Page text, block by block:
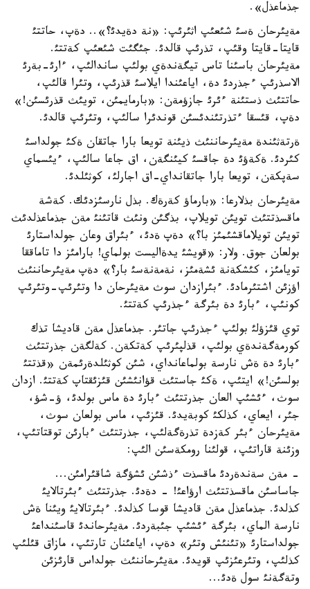
جذماعذل».
مةيئرحان ةسئ شئعئپ اثئرئپ: «نة دةيدئ؟».. دةپ، حاتتئ
قايتا-قايتا وقئپ، تذرئپ قالدئ. جئگئت شئعئپ كةتتئ.
مةيئرحان باسئنا تاس تيگةندةي بولئپ ساندالئپ، ءارئ-بةرئ
الاسذرئپ ءجذردئ دة، اياعئندا ايلاسئ قذرئپ، وتئرا قالئپ،
حاتتئث ذستئنة ءئرئ جازؤمةن: «بارمايمئن، تويئث قذرئسئن!»
دةپ، قئسقا ءتذرتئندئسئن قوندئرا سالئپ، وتئرئپ قالدئ.
ةرتةثئندة مةيئرحاننئث ذيئنة تويعا بارا جاتقان ةكئ جولداسئ
كئردئ. ةكةؤئ دة جاقسئ كيئنگةن، اق جاعا سالئپ، ءيئسماي
سةپكةن، تويعا بارا جاتقانداي-اق اجارلئ، كوثئلدئ.
مةيئرحان بذلارعا: «بارماؤ كةرةك. بذل نارسئزدئك. كةشة
ماقسذتتئث تويئن تويلاپ، بذگئن ونئث قاتئنئ مةن جذماعذلدئث
تويئن تويلاماقشئمئز با؟» دةپ ةدئ، ءبئراق وعان جولداستارئ
بولعان جوق. ولار: «قويشئ يدةاليست بولماي! بارامئز دا تاماققا
تويامئز، كئشكةنة ئشةمئز، نةمةنةسئ بار؟» دةپ مةيئرحاننئث
اؤزئن اشتئرمادئ. ءبئرازدان سوث مةيئرحان دا وتئرئپ-وتئرئپ
كونئپ، ءبارئ دة بئرگة ءجذرئپ كةتتئ.
توي قئزؤلئ بولئپ ءجذرئپ جاتئر. جذماعذل مةن قاديشا تذك
كورمةگةندةي بولئپ، قذلپئرئپ كةتكةن. كةلگةن جذرتتئث
ءبارئ دة ةش نارسة بولماعانداي، شئن كوثئلدةرئمةن «قذتتئ
بولسئن!» ايتئپ، ةكئ جاستئث قؤانئشئن قئزئقتاپ كةتتئ. ازدان
سوث، ءئشئپ العان جذرتتئث ءبارئ دة ماس بولدئ، ؤ-شؤ،
جئر، ايعاي، كذلكئ كوبةيدئ. قئزئپ، ماس بولعان سوث،
مةيئرحان ءبئر كةزدة تذرةگةلئپ، جذرتتئث ءبارئن توقتاتئپ،
وزئنة قاراتئپ، قولئنا رومكةسئن الئپ:
- مةن سةندةردئ ماقسذت ءذشئن ئشؤگة شاقئرامئن...
جاساسئن ماقسذتتئث ارؤاعئ! - دةدئ. جذرتتئث ءبئرتالايئ
كذلدئ. جذماعذل مةن قاديشا قوسا كذلدئ. ءبئرتالايئ ويئنا ةش
نارسة الماي، بئرگة ءئشئپ جئبةردئ. مةيئرحاندئ قاسئنداعئ
جولداستارئ «تئنئش وتئر» دةپ، اياعئنان تارتئپ، مازاق قئلئپ
كذلئپ، وتئرعئزئپ قويدئ. مةيئرحاننئث جولداس قارئزئن
وتةگةنئ سول ةدئ...